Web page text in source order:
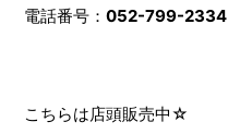
電話番号：052-799-2334
こちらは店頭販売中☆